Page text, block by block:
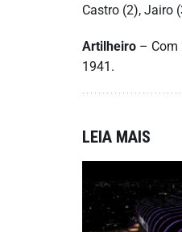
Castro (2), Jairo
Artilheiro – Com
1941.
LEIA MAIS